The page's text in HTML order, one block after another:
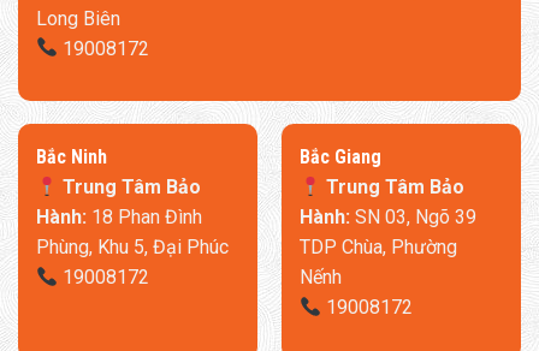
Long Biên
19008172
​Bắc Ninh
Trung Tâm Bảo
Hành:18 Phan Đình
Phùng, Khu 5, Đại Phúc
19008172
​Bắc Giang
Trung Tâm Bảo
Hành:SN 03, Ngõ 39
TDP Chùa, Phường
Nếnh
19008172